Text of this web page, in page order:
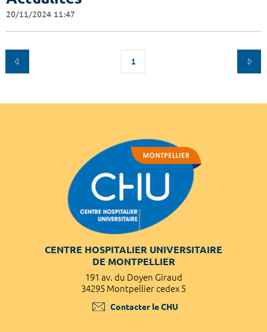
20/11/2024 11:47
1
CENTRE HOSPITALIER UNIVERSITAIRE
DE MONTPELLIER
191 av. du Doyen Giraud
34295 Montpellier cedex 5
Contacter le CHU